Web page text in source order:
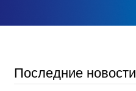
Последние новости